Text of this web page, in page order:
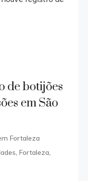
de botijões
em São
Fortaleza
,Fortaleza